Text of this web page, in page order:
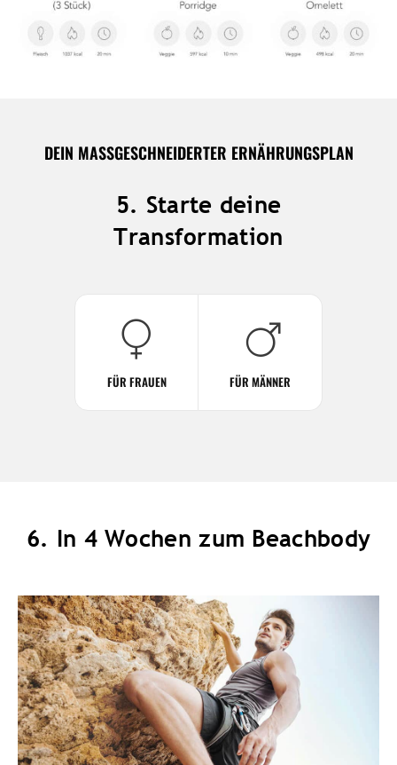
DEIN MASSGESCHNEIDERTER ERNÄHRUNGSPLAN
5. Starte deine
Transformation
FÜR FRAUEN FÜR MÄNNER
6. In 4 Wochen zum Beachbody